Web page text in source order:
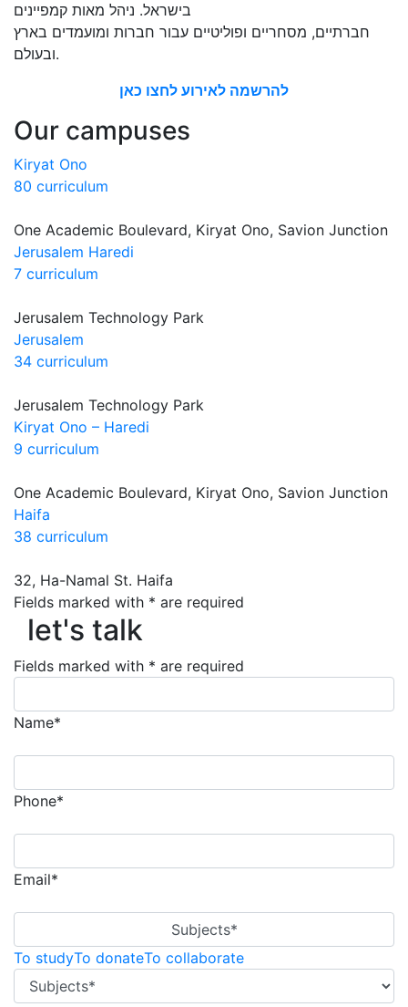
בישראל. ניהל מאות קמפיינים
חברתיים, מסחריים ופוליטיים עבור חברות ומועמדים בארץ
ובעולם.
להרשמה לאירוע לחצו כאן
Our campuses
Kiryat Ono
80 curriculum
One Academic Boulevard, Kiryat Ono, Savion Junction
Jerusalem Haredi
7 curriculum
Jerusalem Technology Park
Jerusalem
34 curriculum
Jerusalem Technology Park
Kiryat Ono – Haredi
9 curriculum
One Academic Boulevard, Kiryat Ono, Savion Junction
Haifa
38 curriculum
32, Ha-Namal St. Haifa
let's talk
Fields marked with * are required
let's talk
Fields marked with * are required
Name*
Phone*
Email*
Subjects*
To studyTo donateTo collaborate